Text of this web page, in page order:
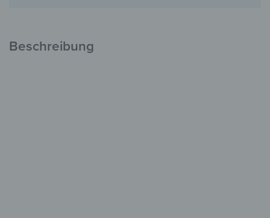
Beschreibung